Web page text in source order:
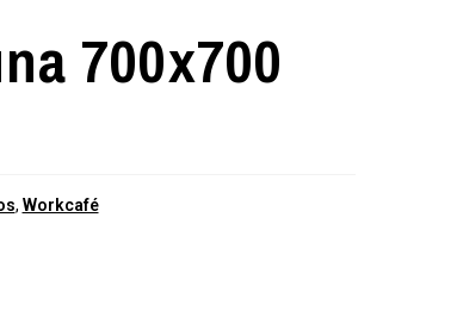
700x700
, Workcafé